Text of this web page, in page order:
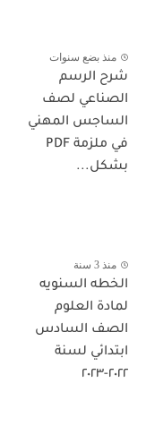
منذ بضع سنوات
شرح الرسم
الصناعي لصف
الساجس المهني
في ملزمة PDF
بشكل...
منذ 3 سنة
الخطه السنويه
لمادة العلوم
الصف السادس
ابتدائي لسنة
٢٠٢٢-٢٠٢٣